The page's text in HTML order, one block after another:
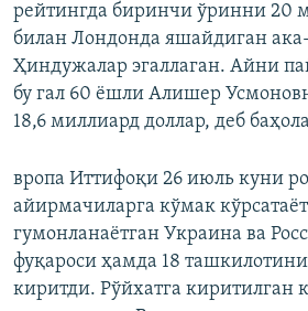
рейтингда биринчи ўринни 20
билан Лондонда яшайдиган
Ҳиндужалар эгаллаган. Айни
бу гал 60 ёшли Алишер
18,6 миллиард доллар, деб
вропа Иттифоқи 26 июль куни
айирмачиларга кўмак
гумонланаётган Украина ва
фуқароси ҳамда 18
киритди. Рўйхатга киритилган